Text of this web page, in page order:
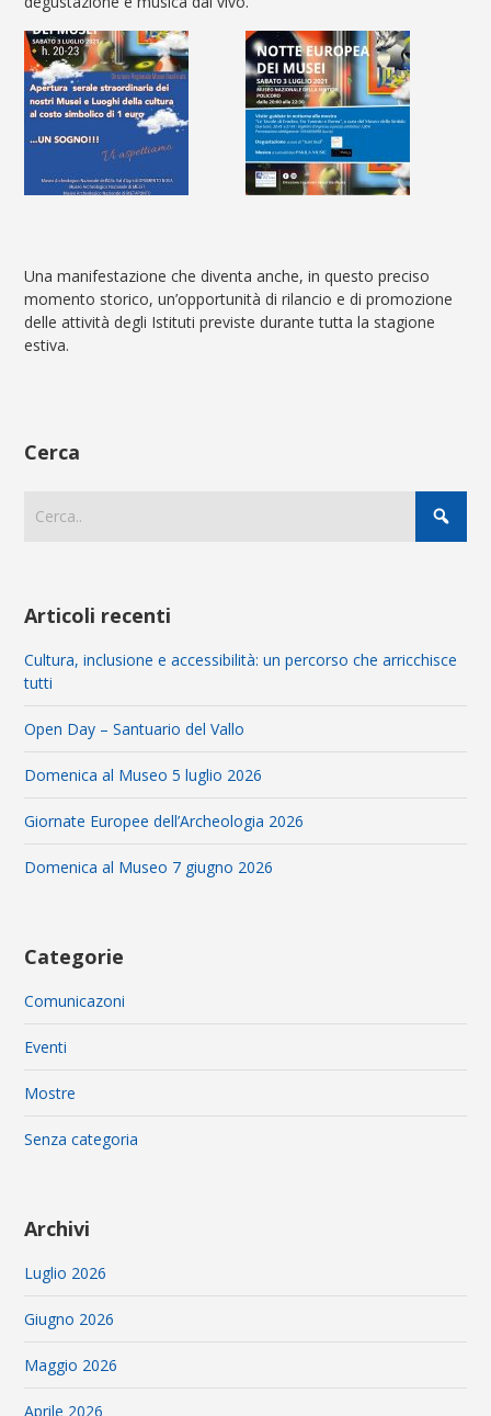
Una manifestazione che diventa anche, in questo preciso
momento storico, un’opportunità di rilancio e di promozione
delle attività degli Istituti previste durante tutta la stagione
estiva.
Cerca
Articoli recenti
Cultura, inclusione e accessibilità: un percorso che arricchisce
tutti
Open Day – Santuario del Vallo
Domenica al Museo 5 luglio 2026
Giornate Europee dell’Archeologia 2026
Domenica al Museo 7 giugno 2026
Categorie
Comunicazoni
Eventi
Mostre
Senza categoria
Archivi
Luglio 2026
Giugno 2026
Maggio 2026
Aprile 2026